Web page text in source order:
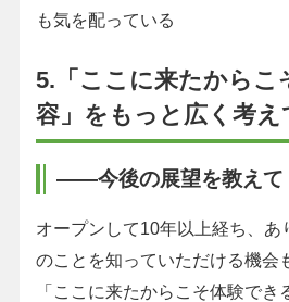
も気を配っている
5.「ここに来たからこ
容」をもっと広く考え
――今後の展望を教えて
オープンして10年以上経ち、あ
のことを知っていただける機会
「ここに来たからこそ体験で